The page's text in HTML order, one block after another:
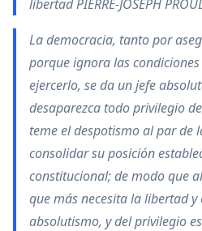
libertad PIERRE-JOSEPH
La democracia, tanto por
porque ignora las
ejercerlo, se da un jefe
desaparezca todo privilegio
teme el despotismo al par de
consolidar su posición
constitucional; de modo que
que más necesita la libertad
absolutismo, y del privilegio